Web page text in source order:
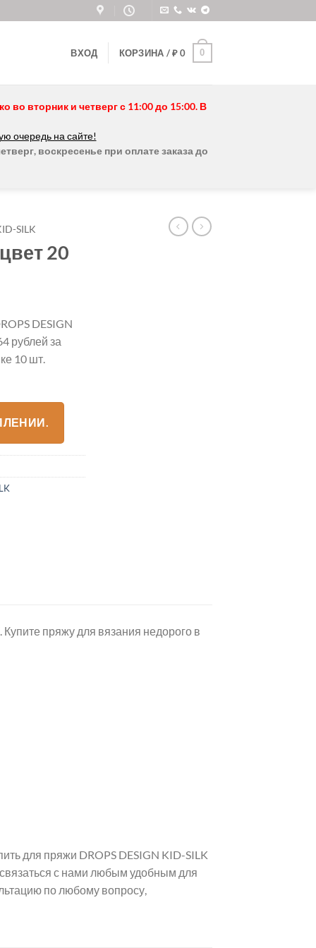
ВХОД КОРЗИНА /₽0 0
во вторник и четверг с 11:00 до 15:00. В
очередь на сайте!
воскресенье при оплате заказа до
SILK
20
DESIGN
рублей за
10 шт.
. Купите пряжу для вязания недорого в
для пряжи DROPS DESIGN KID-SILK
связаться с нами любым удобным для
по любому вопросу,